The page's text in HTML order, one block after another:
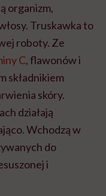
organizm,
Truskawka to
roboty. Ze
C, flawonów i
składnikiem
skóry.
działają
Wchodzą w
do
i